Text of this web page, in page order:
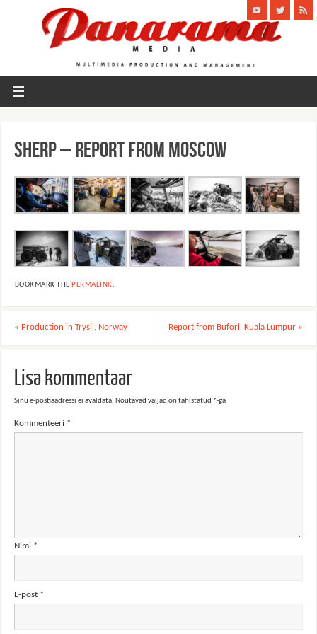
SHERP – report from Moscow
BOOKMARK THE PERMALINK.
« Production in Trysil, Norway Report from Bufori, Kuala Lumpur »
Lisa kommentaar
Sinu e-postiaadressi ei avaldata. Nõutavad väljad on tähistatud *-ga
Kommenteeri *
Nimi *
E-post *